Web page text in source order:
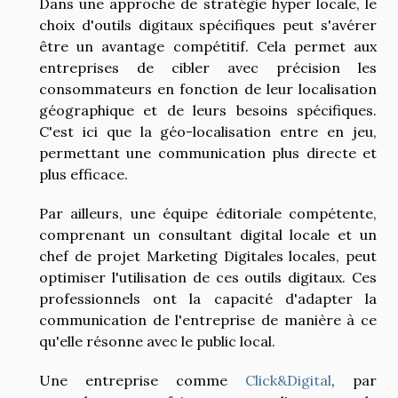
Dans une approche de stratégie hyper locale, le
choix d'outils digitaux spécifiques peut s'avérer
être un avantage compétitif. Cela permet aux
entreprises de cibler avec précision les
consommateurs en fonction de leur localisation
géographique et de leurs besoins spécifiques.
C'est ici que la géo-localisation entre en jeu,
permettant une communication plus directe et
plus efficace.
Par ailleurs, une équipe éditoriale compétente,
comprenant un consultant digital locale et un
chef de projet Marketing Digitales locales, peut
optimiser l'utilisation de ces outils digitaux. Ces
professionnels ont la capacité d'adapter la
communication de l'entreprise de manière à ce
qu'elle résonne avec le public local.
Une entreprise comme Click&Digital, par